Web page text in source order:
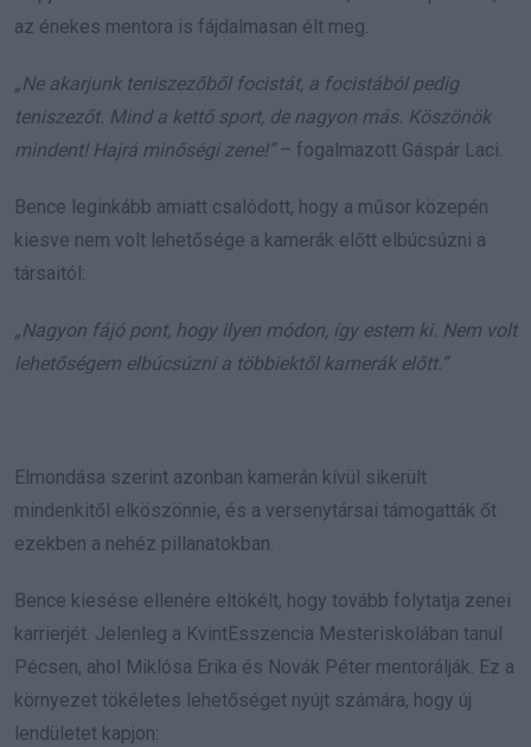
az énekes mentora is fájdalmasan élt meg.
„Ne akarjunk teniszezőből focistát, a focistából pedig
teniszezőt. Mind a kettő sport, de nagyon más. Köszönök
mindent! Hajrá minőségi zene!”– fogalmazott Gáspár Laci.
Bence leginkább amiatt csalódott, hogy a műsor közepén
kiesve nem volt lehetősége a kamerák előtt elbúcsúzni a
társaitól:
„Nagyon fájó pont, hogy ilyen módon, így estem ki. Nem volt
lehetőségem elbúcsúzni a többiektől kamerák előtt.”
Elmondása szerint azonban kamerán kívül sikerült
mindenkitől elköszönnie, és a versenytársai támogatták őt
ezekben a nehéz pillanatokban.
Bence kiesése ellenére eltökélt, hogy tovább folytatja zenei
karrierjét. Jelenleg a KvintEsszencia Mesteriskolában tanul
Pécsen, ahol Miklósa Erika és Novák Péter mentorálják. Ez a
környezet tökéletes lehetőséget nyújt számára, hogy új
lendületet kapjon: